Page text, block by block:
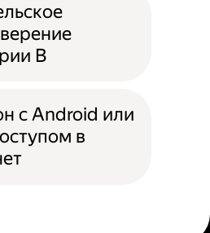
B
с Android или
в